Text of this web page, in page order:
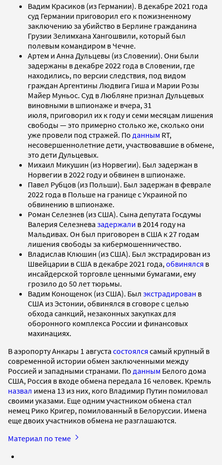
Вадим Красиков (из Германии). В декабре 2021 года
суд Германии приговорил его к пожизненному
заключению за убийство в Берлине гражданина
Грузии Зелимхана Хангошвили, который был
полевым командиром в Чечне.
Артем и Анна Дульцевы (из Словении). Они были
задержаны в декабре 2022 года в Словении, где
находились, по версии следствия, под видом
граждан Аргентины Людвига Гиша и Марии Розы
Майер Муньос. Суд в Любляне признал Дульцевых
виновными в шпионаже и вчера, 31
июля, приговорил их к году и семи месяцам лишения
свободы — это примерно столько же, сколько они
уже провели под стражей. По данным RT,
несовершеннолетние дети, участвовавшие в обмене,
это дети Дульцевых.
Михаил Микушин (из Норвегии). Был задержан в
Норвегии в 2022 году и обвинен в шпионаже.
Павел Рубцов (из Польши). Был задержан в феврале
2022 года в Польше на границе с Украиной по
обвинению в шпионаже.
Роман Селезнев (из США). Сына депутата Госдумы
Валерия Селезнева задержали в 2014 году на
Мальдивах. Он был приговорен в США к 27 годам
лишения свободы за кибермошенничество.
Владислав Клюшин (из США). Был экстрадирован из
Швейцарии в США в декабре 2021 года, обвинялся в
инсайдерской торговле ценными бумагами, ему
грозило до 50 лет тюрьмы.
Вадим Конощенок (из США). Был экстрадирован в
США из Эстонии, обвинялся в сговоре с целью
обхода санкций, незаконных закупках для
оборонного комплекса России и финансовых
махинациях.
В аэропорту Анкары 1 августа состоялся самый крупный в
современной истории обмен заключенными между
Россией и западными странами. По данным Белого дома
США, Россия в входе обмена передала 16 человек. Кремль
назвал имена 13 из них, кого Владимир Путин помиловал
своими указами. Еще одним участником обмена стал
немец Рико Кригер, помилованный в Белоруссии. Имена
еще двоих участников обмена не разглашаются.
Материал по теме